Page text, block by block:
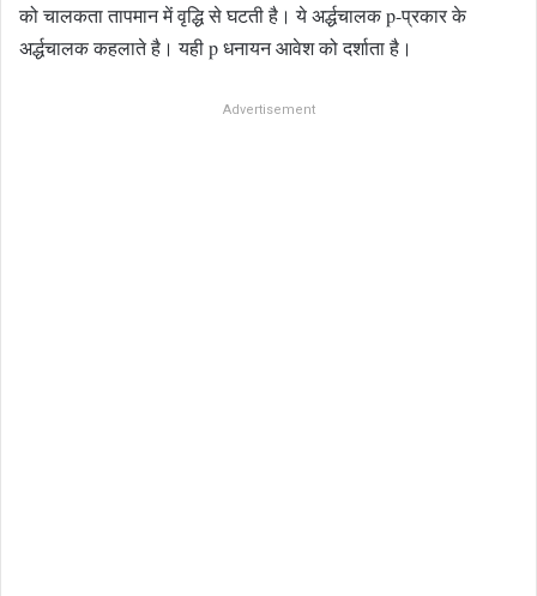
को चालकता तापमान में वृद्धि से घटती है। ये अर्द्धचालक p-प्रकार के
अर्द्धचालक कहलाते है। यही p धनायन आवेश को दर्शाता है।
Advertisement